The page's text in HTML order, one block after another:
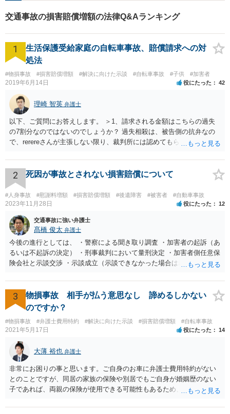
交通事故の損害賠償増額の法律Q&Aランキング
1
生活保護受給家庭の自転車事故、賠償請求への対
処法
#物損事故 #損害賠償増額 #解決に向けた示談 #自転車事故 #子供 #加害者
2019年6月14日 役にたった 42
理崎 智英 弁護士
以下、ご質問にお答えします。 ＞1、請求される金額はこちらの過失
の7割分なのではないのでしょうか？ 過失相殺は、被告側の抗弁なの
で、rerereさんが主張しない限り、裁判所には認めてもらえません。
のように主張する必要があります。 ＞2、毎月数千円の支払いを認め
てもらえない場合はどうなるのでしょうか？ 判決→強制執行という流
れになると思います。 ＞3、仮執行と言う事は保護費を差押えられる
のでしょうか？ 口座に残高がない場合、動産執行などもされるのでし
ょうか？ 保護費自体は差し押さえることが出来ませんが、保護費が入
金される口座は特に差押えが禁止されているわけではないので、差押
えを受けてしまう可能性はあります。 なお、動産執行については、換
価可能なものがなければ不奏功に終わると思います。
2 死因が事故とされない損害賠償について
#人身事故 #慰謝料増額 #損害賠償増額 #後遺障害 #被害者 #自動車事故
2023年11月28日 役にたった 12
交通事故に強い弁護士
髙橋 俊太 弁護士
今後の進行としては、 ・警察による聞き取り調査 ・加害者の起訴（あ
るいは不起訴の決定） ・刑事裁判において量刑決定 ・加害者側任意保
険会社と示談交渉 ・示談成立（示談できなかった場合は裁判） となり
加害者に対する処罰感情など尋ねられるはずですので、率直にお答え
になるとよいと思います。
3
物損事故 相手が払う意思なし 諦めるしかない
のですか？
#物損事故 #弁護士費用特約 #解決に向けた示談 #損害賠償増額 #自転車事故
2021年5月17日 役にたった 14
大薄 裕也 弁護士
非常にお困りの事と思います。ご自身のお車に弁護士費用特約がない
とのことですが、同居の家族の保険や別居でもご自身が婚姻歴のない
子であれば、両親の保険が使用できる可能性もあるため、まだ確認し
特約がない場合の対応についてですが、まずは民事調停という手続き